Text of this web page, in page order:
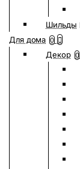
Шильды
Для дома 0
Декор 0